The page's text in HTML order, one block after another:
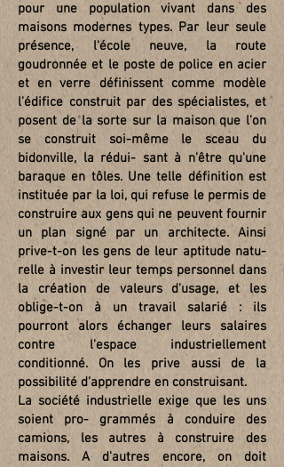
pour une population vivant dans des
maisons modernes types. Par leur seule
présence, l'école neuve, la route
goudronnée et le poste de police en acier
et en verre définissent comme modèle
l'édifice construit par des spécialistes, et
posent de la sorte sur la maison que l'on
se construit soi-même le sceau du
bidonville, la rédui- sant à n'être qu'une
baraque en tôles. Une telle définition est
instituée par la loi, qui refuse le permis de
construire aux gens qui ne peuvent fournir
un plan signé par un architecte. Ainsi
prive-t-on les gens de leur aptitude natu-
relle à investir leur temps personnel dans
la création de valeurs d'usage, et les
oblige-t-on à un travail salarié : ils
pourront alors échanger leurs salaires
contre l'espace industriellement
conditionné. On les prive aussi de la
possibilité d'apprendre en construisant.
La société industrielle exige que les uns
soient pro- grammés à conduire des
camions, les autres à construire des
maisons. A d'autres encore, on doit